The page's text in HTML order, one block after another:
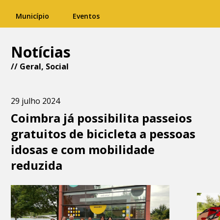
Município Eventos
Notícias
// Geral, Social
29 julho 2024
Coimbra já possibilita passeios
gratuitos de bicicleta a pessoas
idosas e com mobilidade
reduzida